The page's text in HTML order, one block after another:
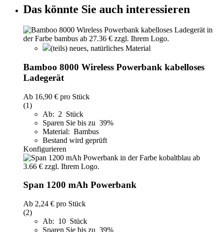
Das könnte Sie auch interessieren
(teils) neues, natürliches Material
Bamboo 8000 Wireless Powerbank kabelloses
Ladegerät
Ab 16,90 € pro Stück
(1)
Ab: 2 Stück
Sparen Sie bis zu 39%
Material: Bambus
Bestand wird geprüft
Konfigurieren
Span 1200 mAh Powerbank
Ab 2,24 € pro Stück
(2)
Ab: 10 Stück
Sparen Sie bis zu 39%